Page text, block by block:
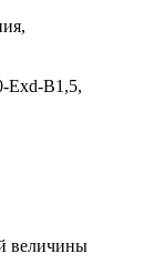
В1,5,
величины